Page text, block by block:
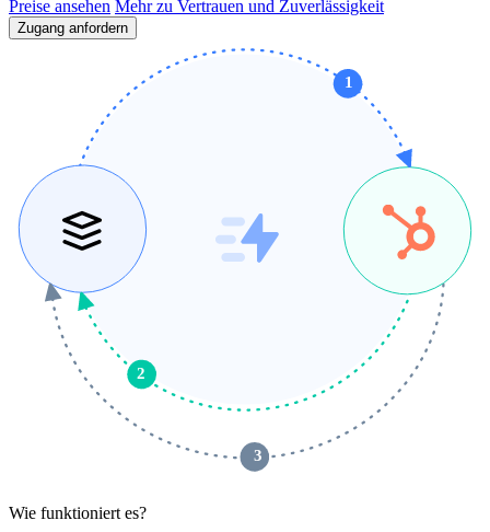
Preise ansehen Mehr zu Vertrauen und Zuverlässigkeit
Zugang anfordern
1
2
3
Wie funktioniert es?